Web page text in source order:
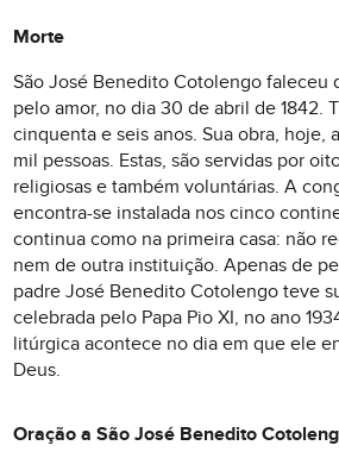
Morte
São José Benedito Cotolengo faleceu
pelo amor, no dia 30 de abril de 1842.
cinquenta e seis anos. Sua obra, hoje,
mil pessoas. Estas, são servidas por
religiosas e também voluntárias. A
encontra-se instalada nos cinco
continua como na primeira casa: não
nem de outra instituição. Apenas de
padre José Benedito Cotolengo teve
celebrada pelo Papa Pio XI, no ano
litúrgica acontece no dia em que ele
Deus.
Oração a São José Benedito